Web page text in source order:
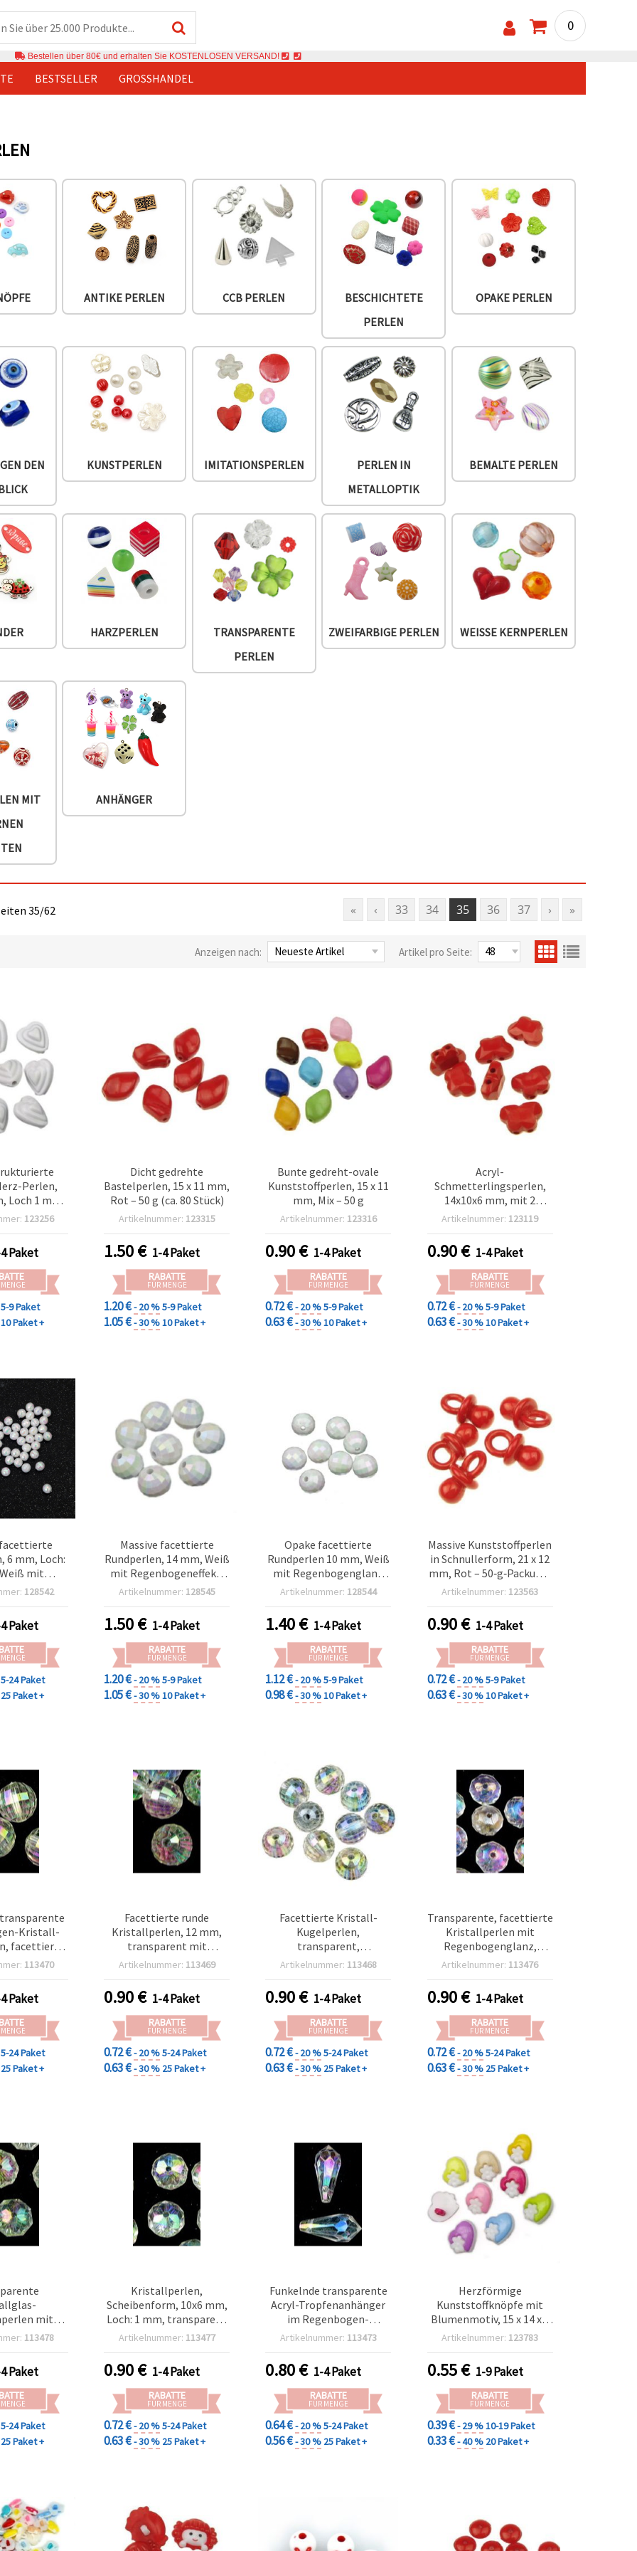
0
Bestellen über 80€ und erhalten Sie KOSTENLOSEN VERSAND!
BESTSELLER GROSSHANDEL
ANTIKE PERLEN CCB PERLEN
BESCHICHTETE
PERLEN
OPAKE PERLEN
DEN
KUNSTPERLEN IMITATIONSPERLEN
PERLEN IN
METALLOPTIK
BEMALTE PERLEN
HARZPERLEN
TRANSPARENTE
PERLEN
ZWEIFARBIGE PERLEN WEISSE KERNPERLEN
MIT
ANHÄNGER
« ‹ 33 34 35 36 37 › »
35/62
Anzeigen nach: Artikel pro Seite:
Perlen,
Loch 1 mm -
Stk.) für
und
123256
Paket
5-9 Paket
10 Paket +
Dicht gedrehte
Bastelperlen, 15 x 11 mm,
Rot – 50 g (ca. 80 Stück)
Artikelnummer: 123315
1.50€ 1-4 Paket
RABATTE
FÜR MENGE
1.20 €- 20 %5-9 Paket
1.05 €- 30 %10 Paket +
Bunte gedreht-ovale
Kunststoffperlen, 15 x 11
mm, Mix – 50 g
Artikelnummer: 123316
0.90€ 1-4 Paket
RABATTE
FÜR MENGE
0.72 €- 20 %5-9 Paket
0.63 €- 30 %10 Paket +
Acryl-
Schmetterlingsperlen,
14x10x6 mm, mit 2
Löchern, Rot –
Bastelbedarf, 50 g
Artikelnummer: 123119
0.90€ 1-4 Paket
RABATTE
FÜR MENGE
0.72 €- 20 %5-9 Paket
0.63 €- 30 %10 Paket +
6 mm, Loch:
mit
20 g
128542
Paket
5-24 Paket
25 Paket +
Massive facettierte
Rundperlen, 14 mm, Weiß
mit Regenbogeneffekt,
50 g (ca. 32 Stk.)
Artikelnummer: 128545
1.50€ 1-4 Paket
RABATTE
FÜR MENGE
1.20 €- 20 %5-9 Paket
1.05 €- 30 %10 Paket +
Opake facettierte
Rundperlen 10 mm, Weiß
mit Regenbogenglanz
(AB), 50 g (ca. 85 Stk.)
Artikelnummer: 128544
1.40€ 1-4 Paket
RABATTE
FÜR MENGE
1.12 €- 20 %5-9 Paket
0.98 €- 30 %10 Paket +
Massive Kunststoffperlen
in Schnullerform, 21 x 12
mm, Rot – 50‑g‑Packung,
für Schmuckherstellung,
Baby‑Deko
Artikelnummer: 123563
0.90€ 1-4 Paket
RABATTE
FÜR MENGE
0.72 €- 20 %5-9 Paket
0.63 €- 30 %10 Paket +
Kristall-
facettiert,
2,5 mm, 20 g
Perlen für
&
113470
Paket
5-24 Paket
25 Paket +
Facettierte runde
Kristallperlen, 12 mm,
transparent mit
Regenbogeneffekt, DIY
Bastelbedarf – 20 g (ca.
20 Stück)
Artikelnummer: 113469
0.90€ 1-4 Paket
RABATTE
FÜR MENGE
0.72 €- 20 %5-24 Paket
0.63 €- 30 % 25 Paket +
Facettierte Kristall-
Kugelperlen,
transparent,
regenbogenfarben, 10
(~20 Stk.), Mix – für DIY-
Schmuckherstellung &
Basteln
Artikelnummer: 113468
0.90€ 1-4 Paket
RABATTE
FÜR MENGE
0.72 €- 20 %5-24 Paket
0.63 €- 30 % 25 Paket +
Transparente, facettierte
Kristallperlen mit
Regenbogenglanz,
Scheibenform (Rondelle),
g (~96 Stk.)
Artikelnummer: 113476
0.90€ 1-4 Paket
RABATTE
FÜR MENGE
0.72 €- 20 %5-24 Paket
0.63 €- 30 % 25 Paket +
mit
12 x 8
&
(~28 Stk.)
113478
Paket
5-24 Paket
25 Paket +
Kristallperlen,
Scheibenform, 10x6 mm,
Loch: 1 mm, transparent
regenbogenfarben, 20 g
Artikelnummer: 113477
0.90€ 1-4 Paket
RABATTE
FÜR MENGE
0.72 €- 20 %5-24 Paket
0.63 €- 30 % 25 Paket +
Funkelnde transparente
Acryl-Tropfenanhänger
im Regenbogen-
Farbenmix, facettiert, 17
Elegante Deko-Charms
für Schmuckherstellung
& DIY-Basteln
Artikelnummer: 113473
0.80€ 1-4 Paket
RABATTE
FÜR MENGE
0.64 €- 20 %5-24 Paket
0.56 €- 30 % 25 Paket +
Herzförmige
Kunststoffknöpfe mit
Blumenmotiv, 15 x 14 x 5
mm, Loch 3 mm, Farben-
Artikelnummer: 123783
0.55€ 1-9 Paket
RABATTE
FÜR MENGE
0.39 €- 29 %10-19 Paket
0.33 €- 40 % 20 Paket +